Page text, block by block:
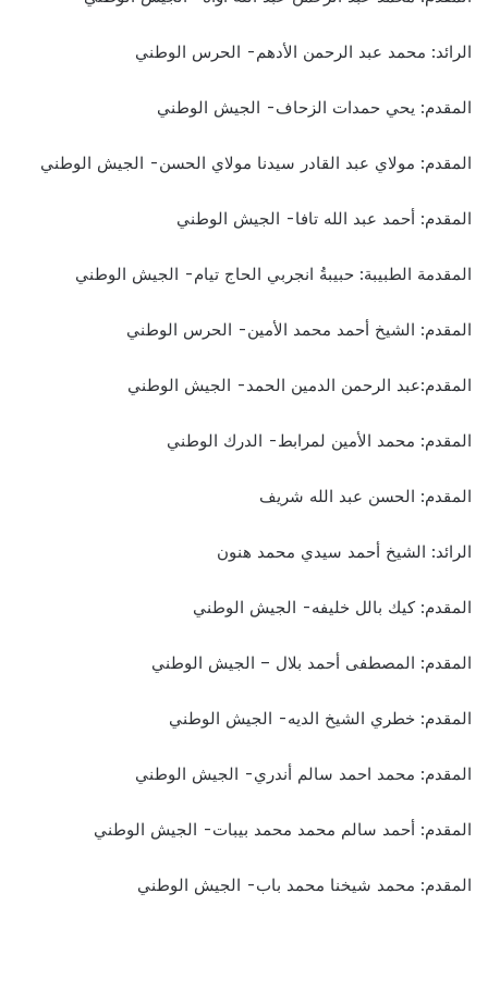
الرائد: محمد عبد الرحمن الأدهم- الحرس الوطني
المقدم: يحي حمدات الزحاف- الجيش الوطني
المقدم: مولاي عبد القادر سيدنا مولاي الحسن- الجيش الوطني
المقدم: أحمد عبد الله تافا- الجيش الوطني
المقدمة الطبيبة: حبيبةُ انجربي الحاج تيام- الجيش الوطني
المقدم: الشيخ أحمد محمد الأمين- الحرس الوطني
المقدم:عبد الرحمن الدمين الحمد- الجيش الوطني
المقدم: محمد الأمين لمرابط- الدرك الوطني
المقدم: الحسن عبد الله شريف
الرائد: الشيخ أحمد سيدي محمد هنون
المقدم: كيك بالل خليفه- الجيش الوطني
المقدم: المصطفى أحمد بلال – الجيش الوطني
المقدم: خطري الشيخ الديه- الجيش الوطني
المقدم: محمد احمد سالم أندري- الجيش الوطني
المقدم: أحمد سالم محمد محمد بيبات- الجيش الوطني
المقدم: محمد شيخنا محمد باب- الجيش الوطني